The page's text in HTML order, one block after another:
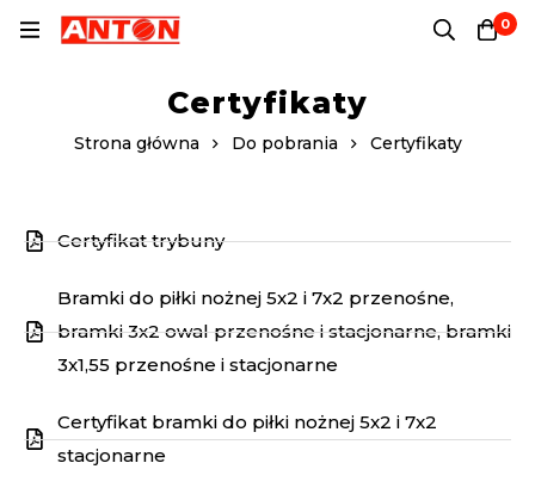
0
Certyfikaty
Strona główna Do pobrania Certyfikaty
Certyfikat trybuny
Bramki do piłki nożnej 5x2 i 7x2 przenośne,
bramki 3x2 owal przenośne i stacjonarne, bramki
3x1,55 przenośne i stacjonarne
Certyfikat bramki do piłki nożnej 5x2 i 7x2
stacjonarne